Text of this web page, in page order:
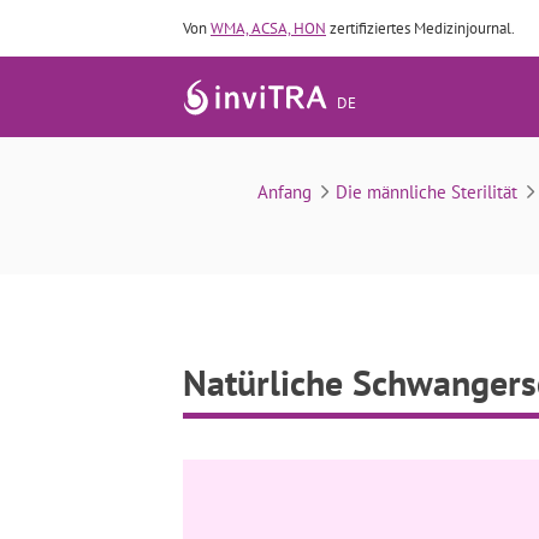
VonWMA, ACSA, HON zertifiziertes Medizinjournal.
DE
Anfang Die männliche Sterilität
Natürliche